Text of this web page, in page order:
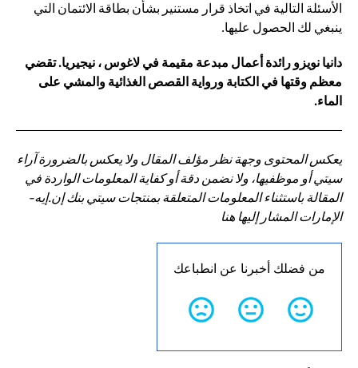
الأسئلة التالية في اتخاذ قرار مستنير بشأن بطاقة الائتمان التي
ينبغي لك الحصول عليها.
دانيا نويزو رائدة أعمال مبدعة مقيمة في لاغوس ، نيجيريا. تقضي
معظم وقتها في الكتابة ورواية القصص الغذائية والمشي على
الماء.
يعكس المحتوى وجهة نظر مؤلف المقال ولا يعكس بالضرورة آراء
سيتي أو موظفيها، ولا نضمن دقة أو كفاية المعلومات الواردة في
المقالة باستثناء المعلومات المتعلقة بمنتجات سيتي بنك إن.إيه-
الإمارات المشار إليها هنا
من فضلك أخبرنا عن انطباعك